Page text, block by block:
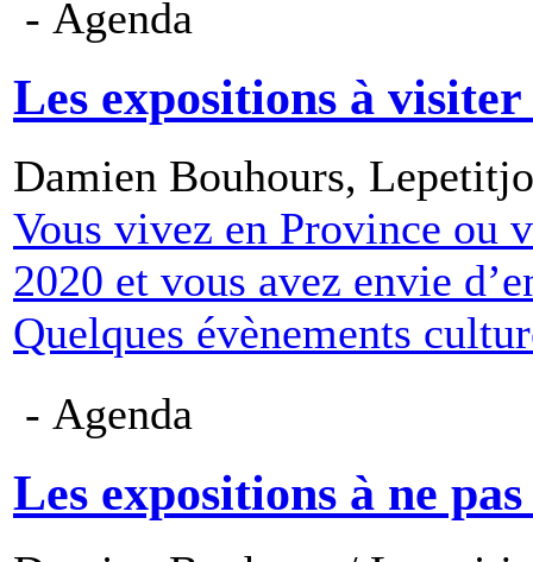
- Agenda
Les expositions à
Damien Bouhours,
Vous vivez en Province ou
2020 et vous avez envie
Quelques évènements
- Agenda
Les expositions à ne